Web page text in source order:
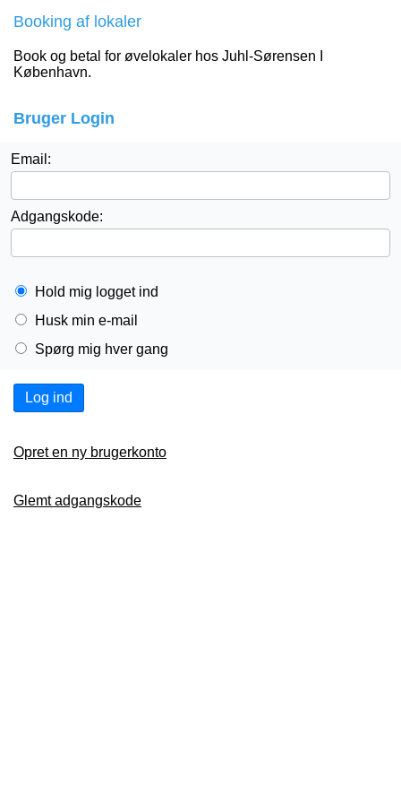
Booking af lokaler
Book og betal for øvelokaler hos Juhl-Sørensen I
København.
Bruger Login
Email:
Adgangskode:
Hold mig logget ind
Husk min e-mail
Spørg mig hver gang
Log ind
Opret en ny brugerkonto
Glemt adgangskode